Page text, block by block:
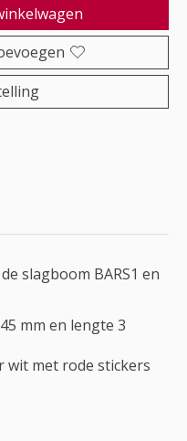
slagboom BARS1 en
mm en lengte 3
wit met rode stickers